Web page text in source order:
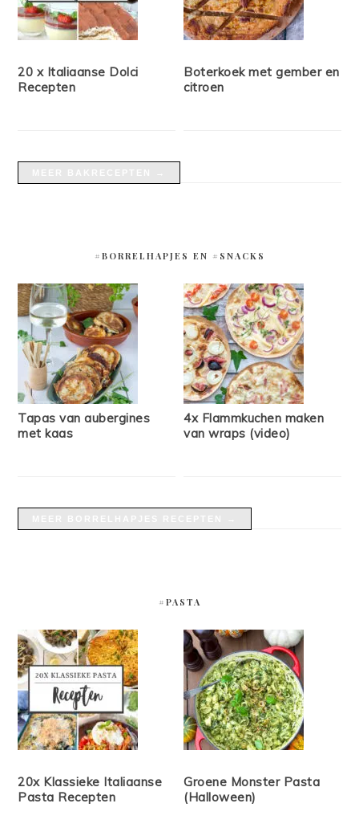
20 x Italiaanse Dolci
Recepten
Boterkoek met gember en
citroen
#BORRELHAPJES EN #SNACKS
Tapas van aubergines
met kaas
4x Flammkuchen maken
van wraps (video)
#PASTA
20x Klassieke Italiaanse
Pasta Recepten
Groene Monster Pasta
(Halloween)